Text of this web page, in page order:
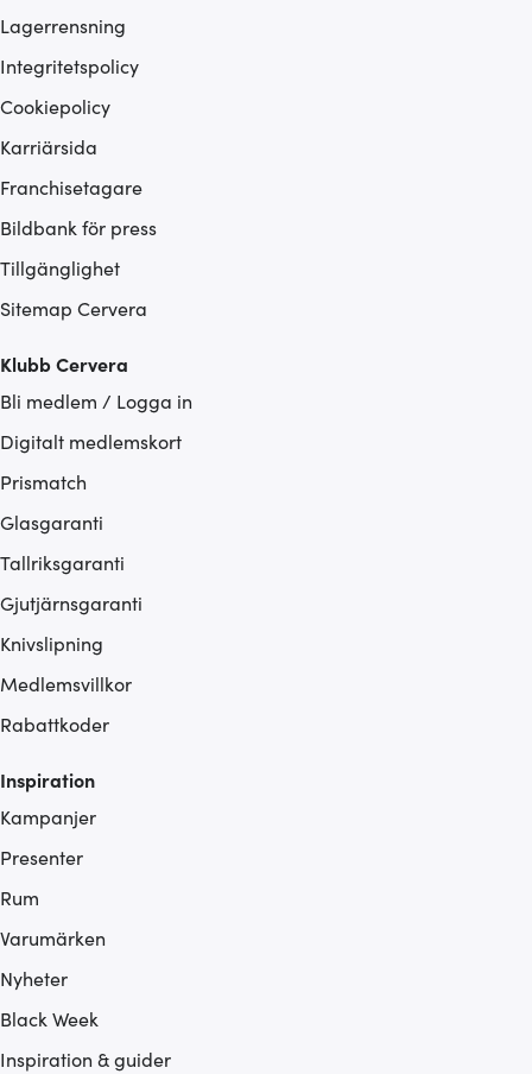
Lagerrensning
Integritetspolicy
Cookiepolicy
Karriärsida
Franchisetagare
Bildbank för press
Tillgänglighet
Sitemap Cervera
Klubb Cervera
Bli medlem / Logga in
Digitalt medlemskort
Prismatch
Glasgaranti
Tallriksgaranti
Gjutjärnsgaranti
Knivslipning
Medlemsvillkor
Rabattkoder
Inspiration
Kampanjer
Presenter
Rum
Varumärken
Nyheter
Black Week
Inspiration & guider